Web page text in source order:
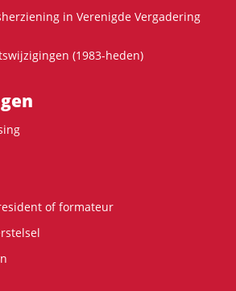
in Verenigde Vergadering
(1983-heden)
of formateur